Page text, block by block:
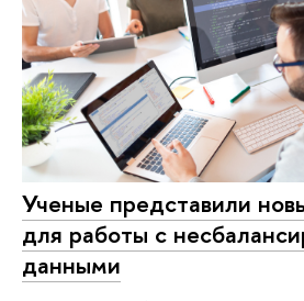
Ученые представили
для работы с
данными